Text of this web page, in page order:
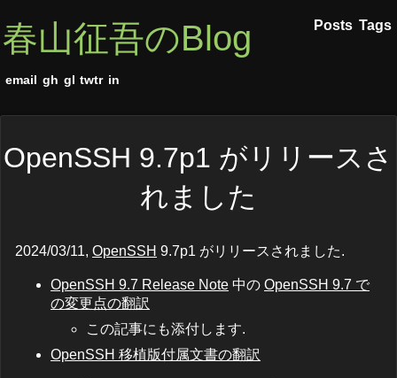
春山征吾のBlog Posts Tags
email gh gl twtr in
OpenSSH 9.7p1 がリリースさ
れました
2024/03/11, OpenSSH 9.7p1 がリリースされました.
OpenSSH 9.7 Release Note 中の OpenSSH 9.7 で
の変更点の翻訳
この記事にも添付します.
OpenSSH 移植版付属文書の翻訳